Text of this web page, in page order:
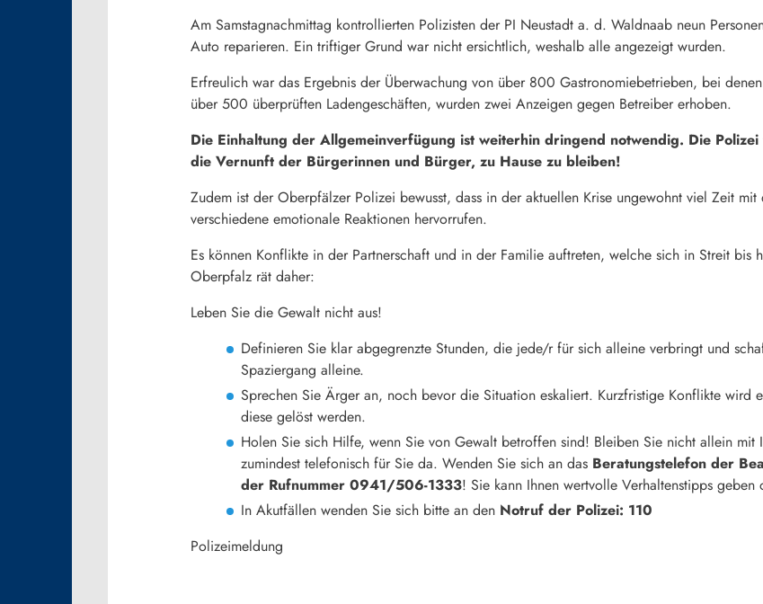
Am Samstagnachmittag kontrollierten Polizisten der PI Neustadt a. d. Waldnaab neun
Auto reparieren. Ein triftiger Grund war nicht ersichtlich, weshalb alle angezeigt wurden.
Erfreulich war das Ergebnis der Überwachung von über 800 Gastronomiebetrieben, bei
über 500 überprüften Ladengeschäften, wurden zwei Anzeigen gegen Betreiber erhoben.
Die Einhaltung der Allgemeinverfügung ist weiterhin dringend notwendig. Die
die Vernunft der Bürgerinnen und Bürger, zu Hause zu bleiben!
Zudem ist der Oberpfälzer Polizei bewusst, dass in der aktuellen Krise ungewohnt viel Zeit
verschiedene emotionale Reaktionen hervorrufen.
Es können Konflikte in der Partnerschaft und in der Familie auftreten, welche sich in Streit
Oberpfalz rät daher:
Leben Sie die Gewalt nicht aus!
Definieren Sie klar abgegrenzte Stunden, die jede/r für sich alleine verbringt und
Spaziergang alleine.
Sprechen Sie Ärger an, noch bevor die Situation eskaliert. Kurzfristige Konflikte
diese gelöst werden.
Holen Sie sich Hilfe, wenn Sie von Gewalt betroffen sind! Bleiben Sie nicht allein mit
zumindest telefonisch für Sie da. Wenden Sie sich an das Beratungstelefon der
der Rufnummer 0941/506-1333! Sie kann Ihnen wertvolle Verhaltenstipps
In Akutfällen wenden Sie sich bitte an den Notruf der Polizei: 110
Polizeimeldung